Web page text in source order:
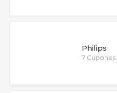
Philips
7 Cupones